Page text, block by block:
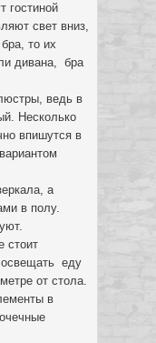
гостиной
свет вниз,
то их
дивана, бра
ведь в
Несколько
впишутся в
а
в полу.
стоит
освещать еду
от стола.
в